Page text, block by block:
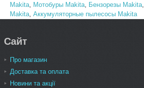
Makita, Мотобуры Makita, Бензорезы Makita,
Makita, Аккумуляторные пылесосы Makita
Сайт
Про магазин
Доставка та оплата
Новини та акції